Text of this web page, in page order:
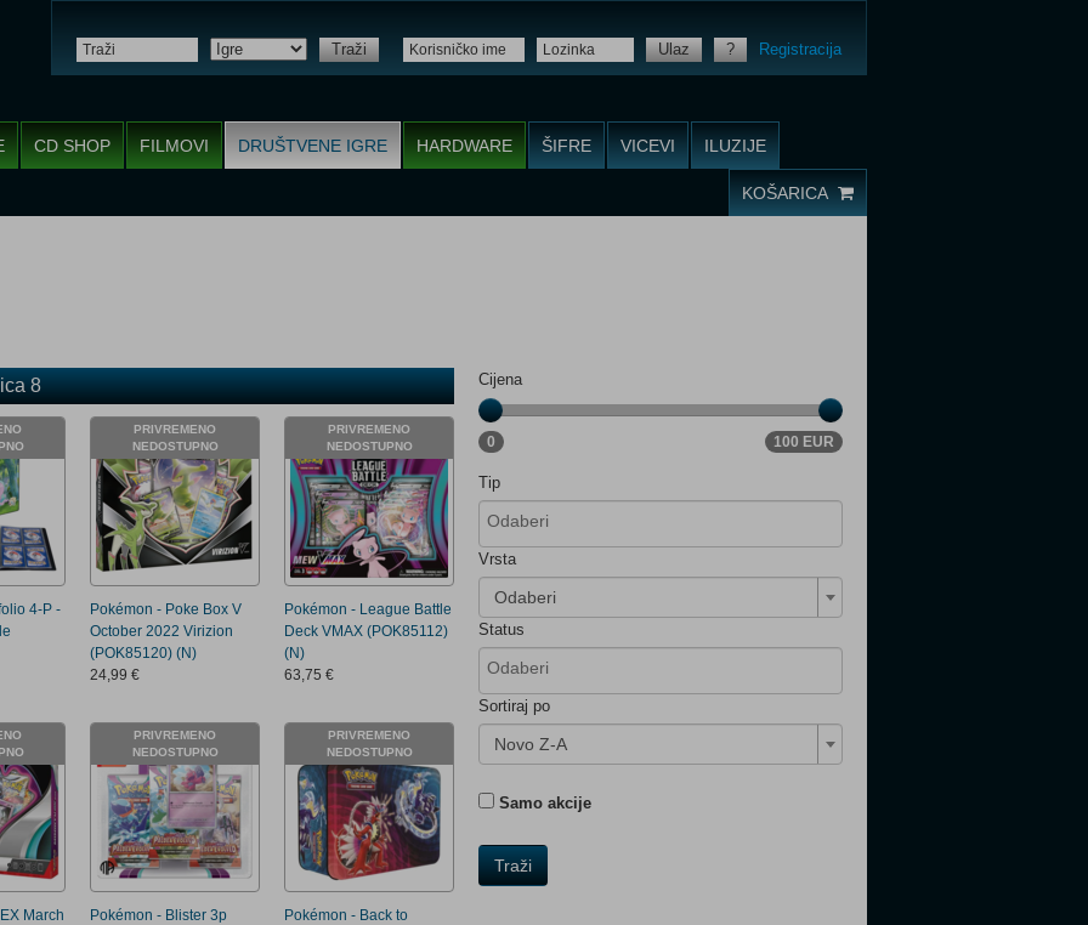
Traži Ulaz ? Registracija
CD SHOP FILMOVI DRUŠTVENE IGRE HARDWARE ŠIFRE VICEVI ILUZIJE
KOŠARICA
8
4-P -
PRIVREMENO
NEDOSTUPNO
Pokémon - Poke Box V
October 2022 Virizion
(POK85120) (N)
24,99 €
PRIVREMENO
NEDOSTUPNO
Pokémon - League Battle
Deck VMAX (POK85112)
(N)
63,75 €
March
PRIVREMENO
NEDOSTUPNO
Pokémon - Blister 3p
PRIVREMENO
NEDOSTUPNO
Pokémon - Back to
Cijena
0 100 EUR
Tip
Vrsta
Odaberi
Status
Sortiraj po
Novo Z-A
Samo akcije
Traži